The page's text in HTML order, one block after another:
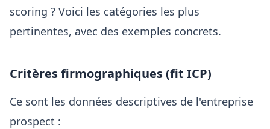
scoring ? Voici les catégories les plus
pertinentes, avec des exemples concrets.
Critères firmographiques (fit ICP)
Ce sont les données descriptives de l'entreprise
prospect :